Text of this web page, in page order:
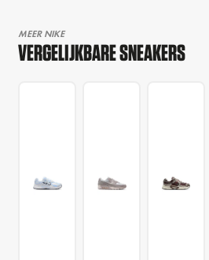
MEER NIKE
VERGELIJKBARE SNEAKERS